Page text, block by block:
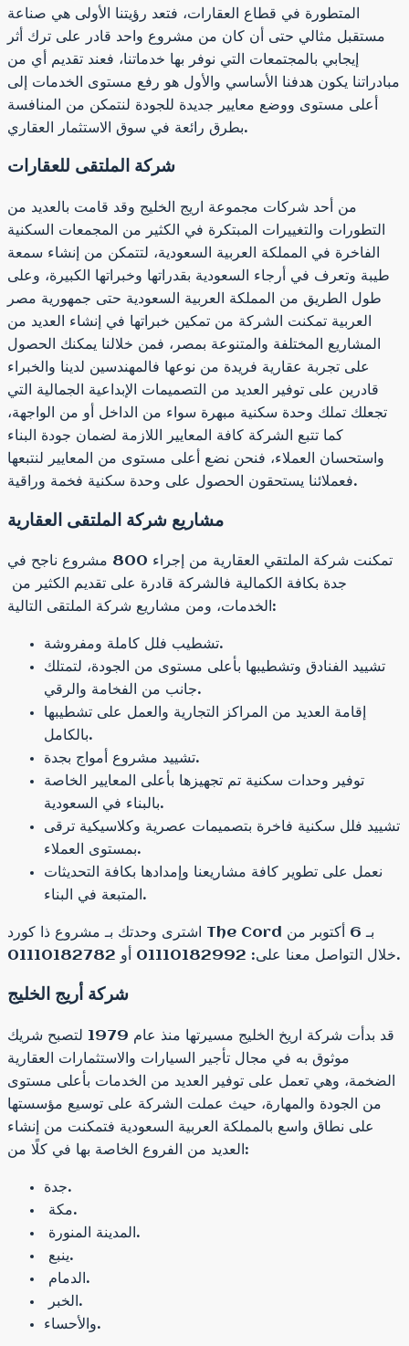
المتطورة في قطاع العقارات، فتعد رؤيتنا الأولى هي صناعة
مستقبل مثالي حتى أن كان من مشروع واحد قادر على ترك أثر
إيجابي بالمجتمعات التي نوفر بها خدماتنا، فعند تقديم أي من
مبادراتنا يكون هدفنا الأساسي والأول هو رفع مستوى الخدمات إلى
أعلى مستوى ووضع معايير جديدة للجودة لنتمكن من المنافسة
بطرق رائعة في سوق الاستثمار العقاري.
شركة الملتقى للعقارات
من أحد شركات مجموعة اريج الخليج وقد قامت بالعديد من
التطورات والتغييرات المبتكرة في الكثير من المجمعات السكنية
الفاخرة في المملكة العربية السعودية، لتتمكن من إنشاء سمعة
طيبة وتعرف في أرجاء السعودية بقدراتها وخبراتها الكبيرة، وعلى
طول الطريق من المملكة العربية السعودية حتى جمهورية مصر
العربية تمكنت الشركة من تمكين خبراتها في إنشاء العديد من
المشاريع المختلفة والمتنوعة بمصر، فمن خلالنا يمكنك الحصول
على تجربة عقارية فريدة من نوعها فالمهندسين لدينا والخبراء
قادرين على توفير العديد من التصميمات الإبداعية الجمالية التي
تجعلك تملك وحدة سكنية مبهرة سواء من الداخل أو من الواجهة،
كما تتبع الشركة كافة المعايير اللازمة لضمان جودة البناء
واستحسان العملاء، فنحن نضع أعلى مستوى من المعايير لنتبعها
فعملائنا يستحقون الحصول على وحدة سكنية فخمة وراقية.
مشاريع شركة الملتقى العقارية
تمكنت شركة الملتقي العقارية من إجراء 800 مشروع ناجح في
جدة بكافة الكمالية فالشركة قادرة على تقديم الكثير من
الخدمات، ومن مشاريع شركة الملتقى التالية:
تشطيب فلل كاملة ومفروشة.
تشييد الفنادق وتشطيبها بأعلى مستوى من الجودة، لتمتلك
جانب من الفخامة والرقي.
إقامة العديد من المراكز التجارية والعمل على تشطيبها
بالكامل.
تشييد مشروع أمواج بجدة.
توفير وحدات سكنية تم تجهيزها بأعلى المعايير الخاصة
بالبناء في السعودية.
تشييد فلل سكنية فاخرة بتصميمات عصرية وكلاسيكية ترقى
بمستوى العملاء.
نعمل على تطوير كافة مشاريعنا وإمدادها بكافة التحديثات
المتبعة في البناء.
اشترى وحدتك بـ مشروع ذا كورد The Cord بـ 6 أكتوبر من
خلال التواصل معنا على: 01110182992 أو 01110182782.
شركة أريج الخليج
قد بدأت شركة اريخ الخليج مسيرتها منذ عام 1979 لتصبح شريك
موثوق به في مجال تأجير السيارات والاستثمارات العقارية
الضخمة، وهي تعمل على توفير العديد من الخدمات بأعلى مستوى
من الجودة والمهارة، حيث عملت الشركة على توسيع مؤسستها
على نطاق واسع بالمملكة العربية السعودية فتمكنت من إنشاء
العديد من الفروع الخاصة بها في كلًا من:
جدة.
مكة.
المدينة المنورة.
ينبع.
الدمام.
الخبر.
والأحساء.